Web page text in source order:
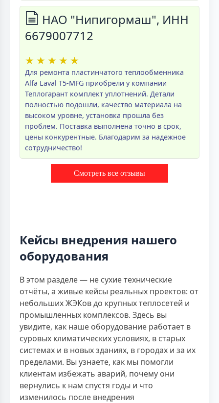
НАО "Нипигормаш", ИНН
6679007712
★ ★ ★ ★ ★
Для ремонта пластинчатого теплообменника
Alfa Laval T5-MFG приобрели у компании
Теплогарант комплект уплотнений. Детали
полностью подошли, качество материала на
высоком уровне, установка прошла без
проблем. Поставка выполнена точно в срок,
цены конкурентные. Благодарим за надежное
сотрудничество!
Смотреть все отзывы
Кейсы внедрения нашего
оборудования
В этом разделе — не сухие технические
отчёты, а живые кейсы реальных проектов: от
небольших ЖЭКов до крупных теплосетей и
промышленных комплексов. Здесь вы
увидите, как наше оборудование работает в
суровых климатических условиях, в старых
системах и в новых зданиях, в городах и за их
пределами. Вы узнаете, как мы помогли
клиентам избежать аварий, почему они
вернулись к нам спустя годы и что
изменилось после внедрения